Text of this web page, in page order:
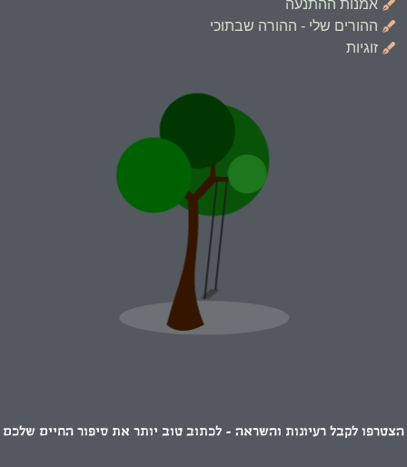
אמנות ההתנעה
ההורים שלי - ההורה שבתוכי
זוגיות
הצטרפו לקבל רעיונות והשראה - לכתוב טוב יותר את סיפור החיים שלכם